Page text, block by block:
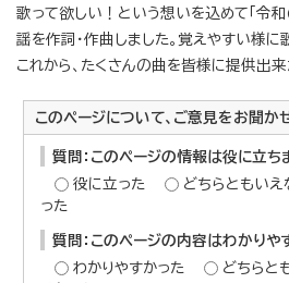
歌って欲しい！という想いを込めて「令
謡を作詞・作曲しました。覚えやすい様に
これから、たくさんの曲を皆様に提供出来
このページについて、ご意見をお聞か
質問：このページの情報は役に立ち
役に立った
どちらともいえ
った
質問：このページの内容はわかりや
わかりやすかった
どちらと